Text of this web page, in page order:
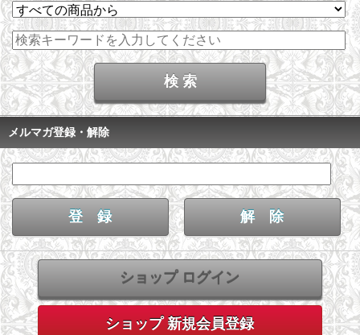
メルマガ登録・解除
ショップ ログイン
ショップ 新規会員登録